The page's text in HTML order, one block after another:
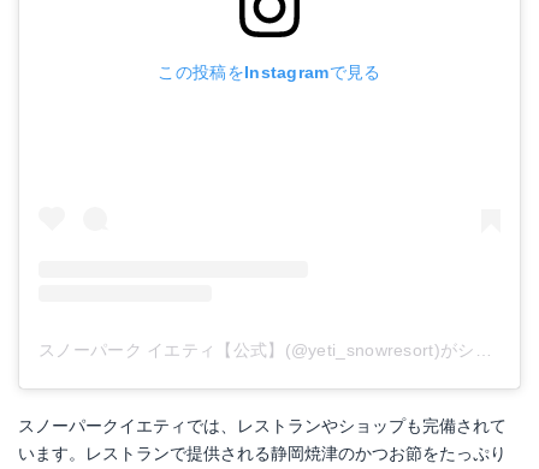
この投稿をInstagramで見る
スノーパークイエティでは、レストランやショップも完備されて
います。レストランで提供される静岡焼津のかつお節をたっぷり